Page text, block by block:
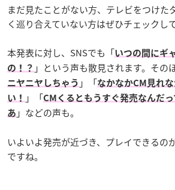
まだ見たことがない方、テレビをつけた
く巡り合えていない方はぜひチェックし
本発表に対し、SNSでも「いつの間にギ
の！？ 」という声も散見されます。その
ニヤニヤしちゃう 」「なかなかCM見れ
い！
」「CMくるともうすぐ発売なんだ
あ 」などの声も。
いよいよ発売が近づき、プレイできるの
ですね。